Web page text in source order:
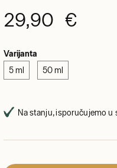
29,90 €
Varijanta
5 ml 50 ml
Na stanju, isporučujemo u